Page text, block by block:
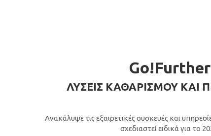
Go!Further
ΛΥΣΕΙΣ ΚΑΘΑΡΙΣΜΟΥ ΚΑΙ
Ανακάλυψε τις εξαιρετικές συσκευές και
σχεδιαστεί ειδικά για το